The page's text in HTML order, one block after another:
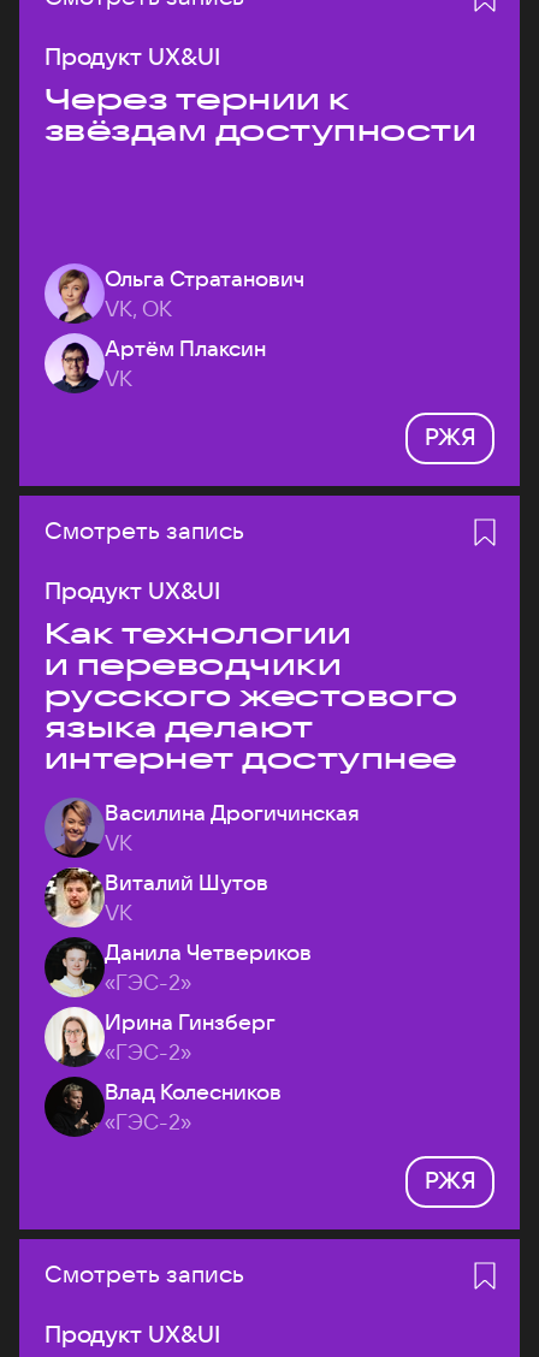
Продукт UX&UI
Через тернии к
звёздам доступности
Ольга Стратанович
VK, ОК
Артём Плаксин
VK
РЖЯ
Смотреть запись
Продукт UX&UI
Как технологии
и переводчики
русского жестового
языка делают
интернет доступнее
Василина Дрогичинская
VK
Виталий Шутов
VK
Данила Четвериков
«ГЭС-2»
Ирина Гинзберг
«ГЭС-2»
Влад Колесников
«ГЭС-2»
РЖЯ
Смотреть запись
Продукт UX&UI